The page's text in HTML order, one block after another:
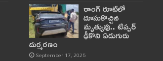
రాంగ్ రూట్‌లో
దూసుకొచ్చిన
మృత్యువు.. టిప్పర్
ఢీకొని ఏడుగురు
దుర్మరణం
September 17, 2025